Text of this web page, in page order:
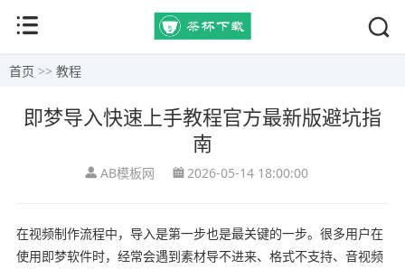
首页 >> 教程
即梦导入快速上手教程官方最新版避坑指
南
AB模板网 2026-05-14 18:00:00
在视频制作流程中，导入是第一步也是最关键的一步。很多用户在
使用即梦软件时，经常会遇到素材导不进来、格式不支持、音视频